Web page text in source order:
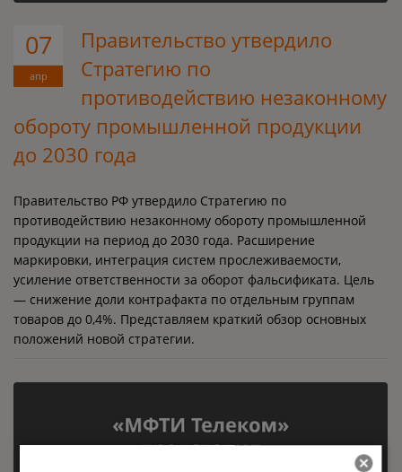
07
апр
Правительство утвердило
Стратегию по
противодействию незаконному
обороту промышленной продукции
до 2030 года
Правительство РФ утвердило Стратегию по
противодействию незаконному обороту промышленной
продукции на период до 2030 года. Расширение
маркировки, интеграция систем прослеживаемости,
усиление ответственности за оборот фальсификата. Цель
— снижение доли контрафакта по отдельным группам
товаров до 0,4%. Представляем краткий обзор основных
положений новой стратегии.